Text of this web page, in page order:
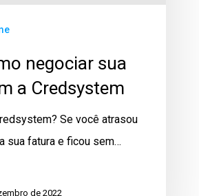
negociar sua
a Credsystem
Se você atrasou
sua fatura e ficou sem…
de 2022